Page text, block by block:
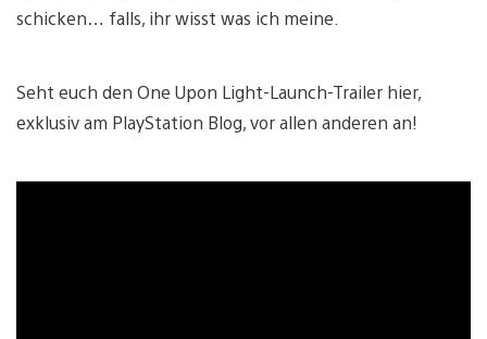
schicken… falls, ihr wisst was ich meine.
Seht euch den One Upon Light-Launch-Trailer hier,
exklusiv am PlayStation Blog, vor allen anderen an!